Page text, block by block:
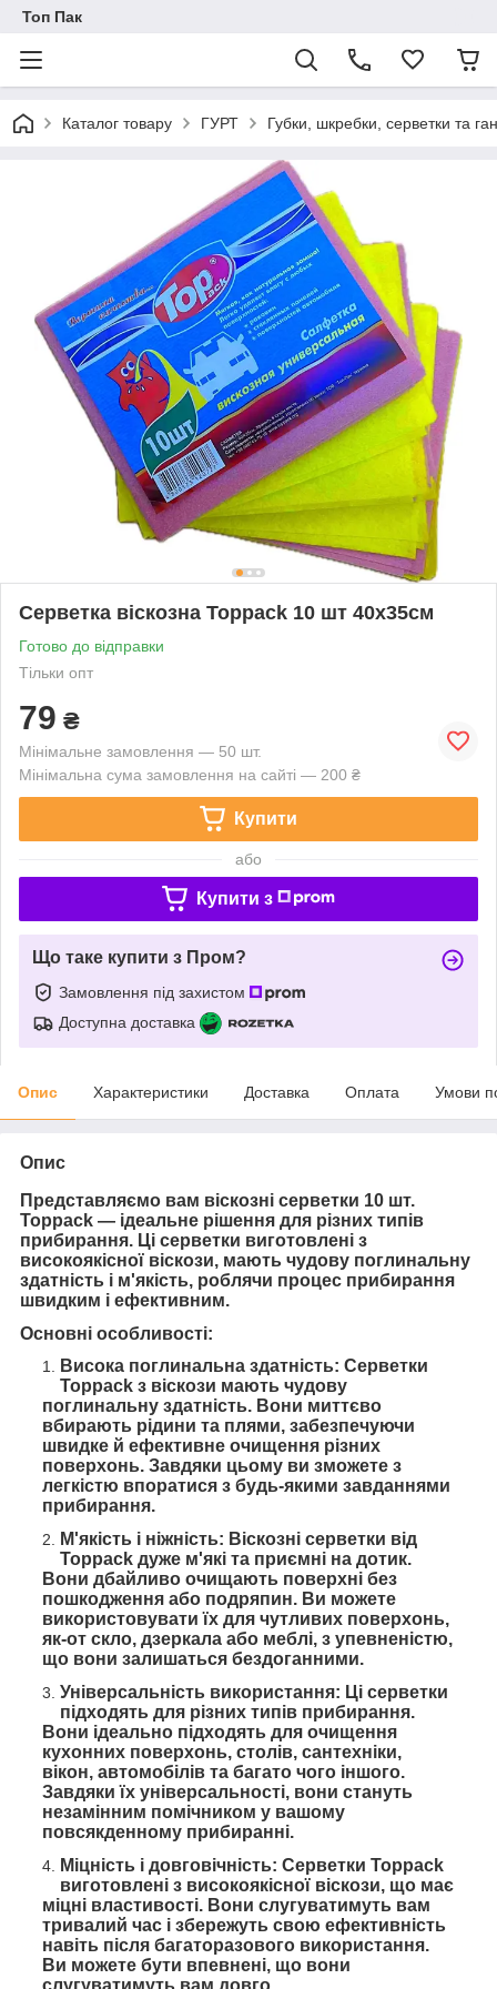
Топ Пак
Каталог товару ГУРТ Губки, шкребки, серветки та
Серветка віскозна Toppack 10 шт 40х35см
Готово до відправки
Тільки опт
79 ₴
Мінімальне замовлення — 50 шт.
Мінімальна сума замовлення на сайті — 200 ₴
Купити
або
Купити з
Що таке купити з Пром?
Замовлення під захистом
Доступна доставка
Опис Характеристики Доставка Оплата Умови
Опис
Представляємо вам віскозні серветки 10 шт.
Toppack — ідеальне рішення для різних типів
прибирання. Ці серветки виготовлені з
високоякісної віскози, мають чудову поглинальну
здатність і м'якість, роблячи процес прибирання
швидким і ефективним.
Основні особливості:
Висока поглинальна здатність: Серветки
Toppack з віскози мають чудову
поглинальну здатність. Вони миттєво
вбирають рідини та плями, забезпечуючи
швидке й ефективне очищення різних
поверхонь. Завдяки цьому ви зможете з
легкістю впоратися з будь-якими завданнями
прибирання.
М'якість і ніжність: Віскозні серветки від
Toppack дуже м'які та приємні на дотик.
Вони дбайливо очищають поверхні без
пошкодження або подряпин. Ви можете
використовувати їх для чутливих поверхонь,
як-от скло, дзеркала або меблі, з упевненістю,
що вони залишаться бездоганними.
Універсальність використання: Ці серветки
підходять для різних типів прибирання.
Вони ідеально підходять для очищення
кухонних поверхонь, столів, сантехніки,
вікон, автомобілів та багато чого іншого.
Завдяки їх універсальності, вони стануть
незамінним помічником у вашому
повсякденному прибиранні.
Міцність і довговічність: Серветки Toppack
виготовлені з високоякісної віскози, що має
міцні властивості. Вони слугуватимуть вам
тривалий час і збережуть свою ефективність
навіть після багаторазового використання.
Ви можете бути впевнені, що вони
слугуватимуть вам довго.